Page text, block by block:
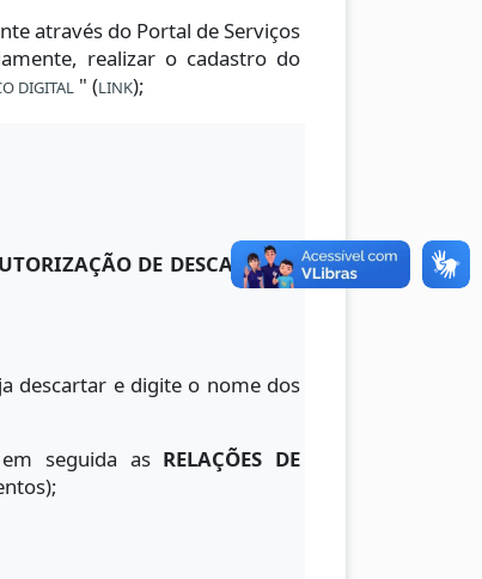
através do Portal de Serviços
realizar o cadastro do
DIGITAL " (LINK);
DE DESCARTE DE
descartar e digite o nome dos
seguida as RELAÇÕES DE